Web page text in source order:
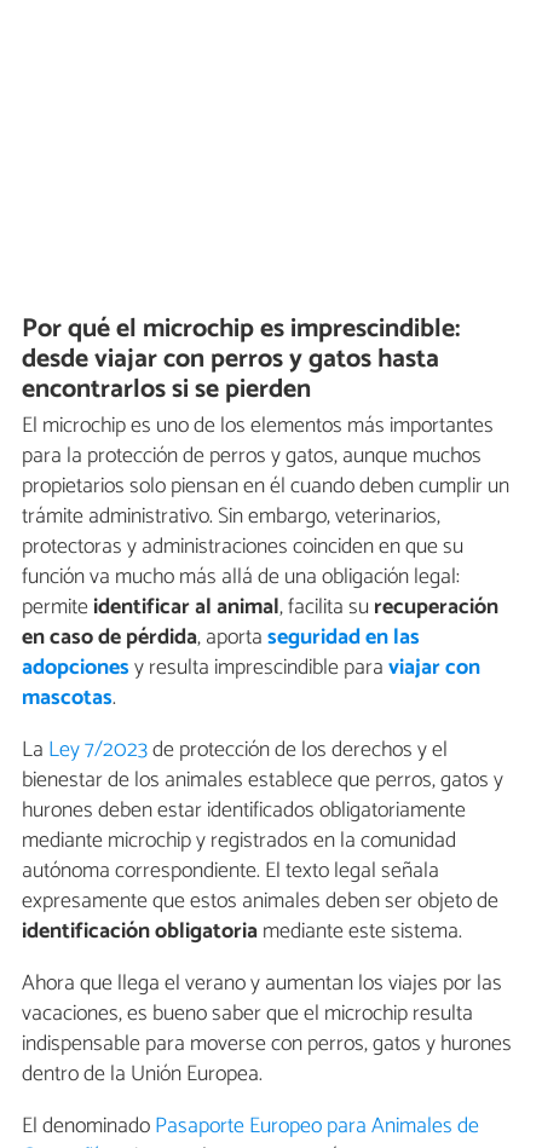
Por qué el microchip es imprescindible:
desde viajar con perros y gatos hasta
encontrarlos si se pierden
El microchip es uno de los elementos más importantes
para la protección de perros y gatos, aunque muchos
propietarios solo piensan en él cuando deben cumplir un
trámite administrativo. Sin embargo, veterinarios,
protectoras y administraciones coinciden en que su
función va mucho más allá de una obligación legal:
permiteidentificar al animal, facilita surecuperación
en caso de pérdida, aportaseguridad en las
adopcionesy resulta imprescindible paraviajar con
mascotas.
La Ley 7/2023de protección de los derechos y el
bienestar de los animales establece que perros, gatos y
hurones deben estar identificados obligatoriamente
mediante microchip y registrados en la comunidad
autónoma correspondiente. El texto legal señala
expresamente que estos animales deben ser objeto de
identificación obligatoriamediante este sistema.
Ahora que llega el verano y aumentan los viajes por las
vacaciones, es bueno saber que el microchip resulta
indispensable para moverse con perros, gatos y hurones
dentro de la Unión Europea.
El denominadoPasaporte Europeo para Animales de